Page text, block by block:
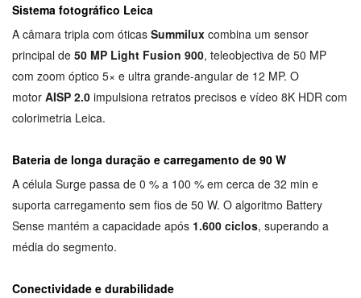
Sistema fotográfico Leica
A câmara tripla com óticas Summilux combina um sensor
principal de 50 MP Light Fusion 900, teleobjectiva de 50 MP
com zoom óptico 5× e ultra grande-angular de 12 MP. O
motor AISP 2.0 impulsiona retratos precisos e vídeo 8K HDR com
colorimetria Leica.
Bateria de longa duração e carregamento de 90 W
A célula Surge passa de 0 % a 100 % em cerca de 32 min e
suporta carregamento sem fios de 50 W. O algoritmo Battery
Sense mantém a capacidade após 1.600 ciclos, superando a
média do segmento.
Conectividade e durabilidade